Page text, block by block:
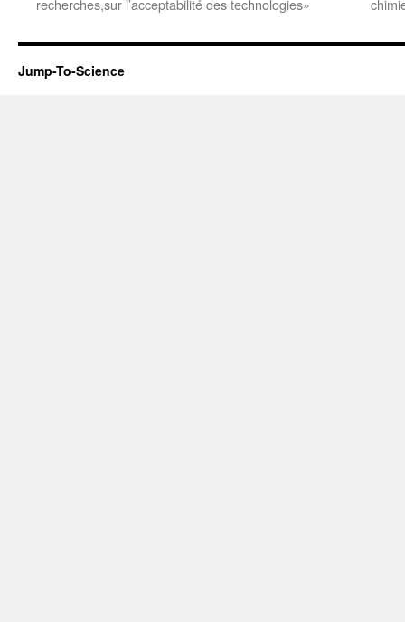
recherches,sur l’acceptabilité des technologies»
Jump-To-Science